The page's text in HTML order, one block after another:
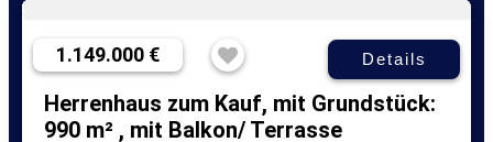
1.149.000 € Details
Herrenhaus zum Kauf, mit Grundstück:
990 m² , mit Balkon/ Terrasse